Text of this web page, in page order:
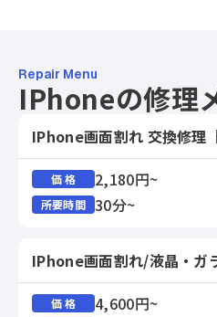
Repair Menu
IPhoneの修理
IPhone画面割れ 交換修理
価 格 2,180円~
所要時間 30分~
IPhone画面割れ/液晶・ガ
価 格 4,600円~